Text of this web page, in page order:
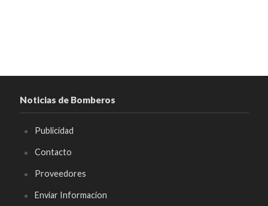
Noticias de Bomberos
Publicidad
Contacto
Proveedores
Enviar Informacion